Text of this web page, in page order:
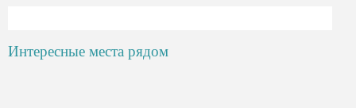
Интересные места рядом